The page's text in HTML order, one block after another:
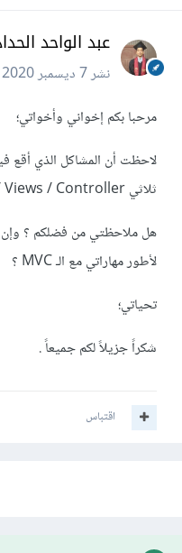
عبد الواحد
نشر7 ديسمبر 2020
مرحبا بكم إخواني وأخواتي؛
لاحظت أن المشاكل الذي أقع
ثلاثي MVC = Model / Views / Controller .
هل ملاحظتي من فضلكم ؟ وإن
لأطور مهاراتي مع الـ MVC ؟
تحياتي؛
شكراً جزيلاً لكم جميعاً .
اقتباس